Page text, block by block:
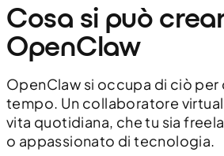
Cosa si può
OpenClaw
OpenClaw si occupa di ciò per
tempo. Un collaboratore
vita quotidiana, che tu sia
o appassionato di tecnologia.